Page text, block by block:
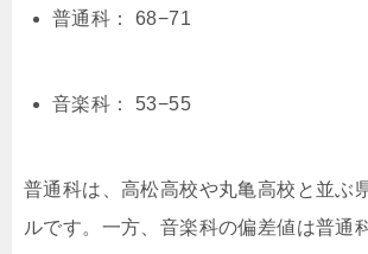
普通科： 68−71
音楽科： 53−55
普通科は、高松高校や丸亀高校と並ぶ
ルです。一方、音楽科の偏差値は普通